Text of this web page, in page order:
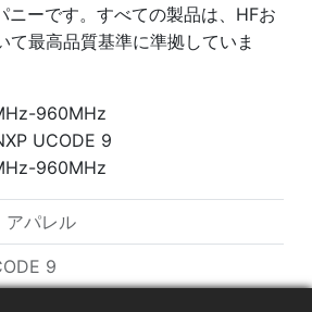
ニーです。すべての製品は、HFお
て最高品質基準に準拠していま
960MHz
UCODE 9
960MHz
アパレル
9